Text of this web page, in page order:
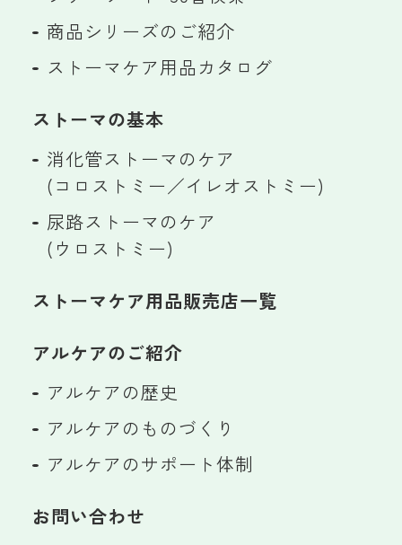
商品シリーズのご紹介
ストーマケア用品カタログ
ストーマの基本
消化管ストーマのケア
(コロストミー／イレオストミー)
尿路ストーマのケア
(ウロストミー)
ストーマケア用品販売店一覧
アルケアのご紹介
アルケアの歴史
アルケアのものづくり
アルケアのサポート体制
お問い合わせ